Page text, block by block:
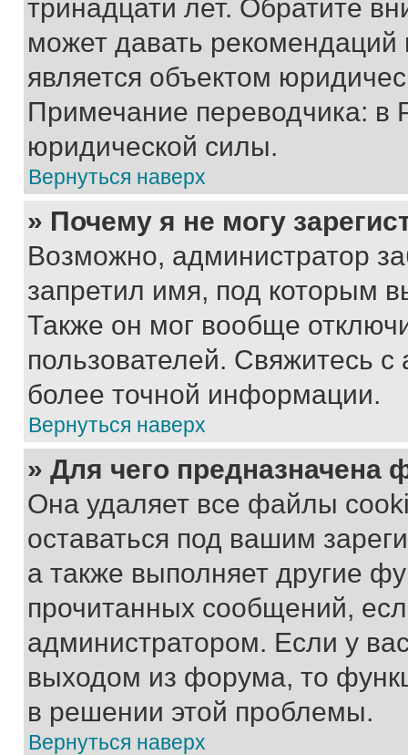
тринадцати лет. Обратите
может давать
является объектом
Примечание переводчика: в
юридической силы.
Вернуться наверх
» Почему я не могу
Возможно, администратор
запретил имя, под которым
Также он мог вообще
пользователей. Свяжитесь
более точной информации.
Вернуться наверх
» Для чего предназначена
Она удаляет все файлы
оставаться под вашим
а также выполняет другие
прочитанных сообщений,
администратором. Если у
выходом из форума, то
в решении этой проблемы.
Вернуться наверх